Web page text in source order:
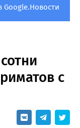
Google.Новости
с